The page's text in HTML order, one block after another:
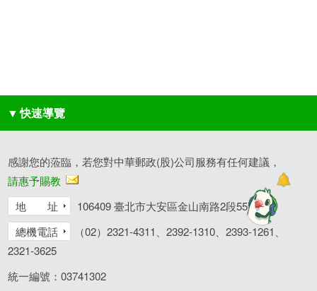
▼ 快速導覽
感謝您的蒞臨，若您對中華郵政(股)公司服務有任何建議，
請惠予賜教
地 址
106409 臺北市大安區金山南路2段55號
總機電話
（02）2321-4311、2392-1310、2393-1261、
2321-3625
統一編號：03741302